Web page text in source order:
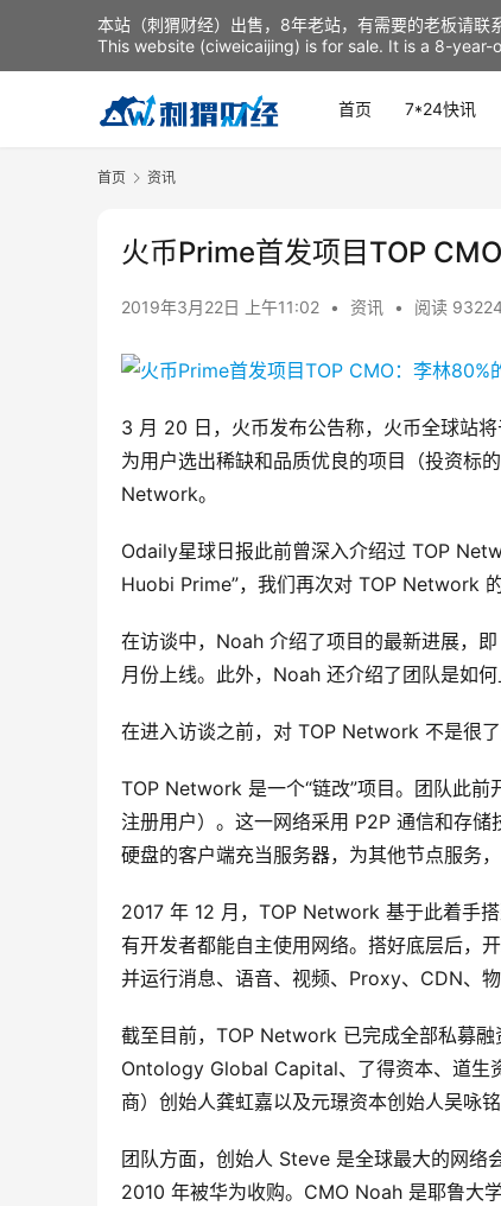
首页 7*24快讯
首页 资讯
火币Prime首发项目TOP
2019年3月22日 上午11:02 • 资讯 • 阅读 93224
3 月 20 日，火币发布公告称，火币全球站
为用户选出稀缺和品质优良的项目（投资
Network。
Odaily星球日报此前曾深入介绍过 TOP
Huobi Prime”，我们再次对 TOP Network
在访谈中，Noah 介绍了项目的最新进展，
月份上线。此外，Noah 还介绍了团队是如
在进入访谈之前，对 TOP Network 不是很了
TOP Network 是一个“链改”项目。团队此
注册用户）。这一网络采用 P2P 通信和存
硬盘的客户端充当服务器，为其他节点服务
2017 年 12 月，TOP Network 基于此着手
有开发者都能自主使用网络。搭好底层后，
并运行消息、语音、视频、Proxy、CDN、
截至目前，TOP Network 已完成全部私募
Ontology Global Capital、了得资本、道生
商）创始⼈龚虹嘉以及元璟资本创始人吴咏铭
团队方面，创始人 Steve 是全球最大的网络
2010 年被华为收购。CMO Noah 是耶鲁大
本站（刺猬财经）出售，8年老站，有需要的老板请联
This website (ciweicaijing) is for sale. It is a 8-